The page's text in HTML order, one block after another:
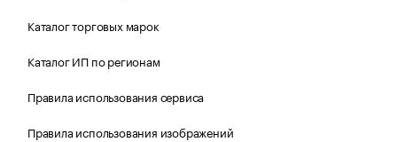
Каталог торговых марок
Каталог ИП по регионам
Правила использования сервиса
Правила использования изображений